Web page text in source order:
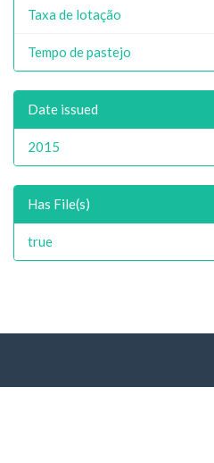
Taxa de lotação
Tempo de pastejo
Date issued
2015
Has File(s)
true